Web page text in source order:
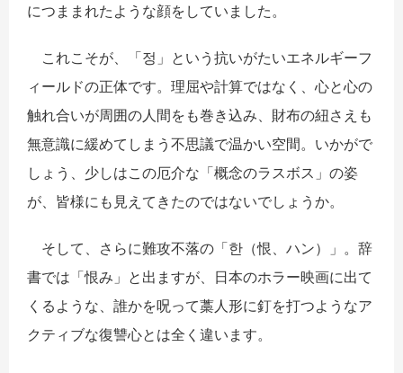
につままれたような顔をしていました。
これこそが、「정 」という抗いがたいエネルギーフ
ィールドの正体です。理屈や計算ではなく、心と心の
触れ合いが周囲の人間をも巻き込み、財布の紐さえも
無意識に緩めてしまう不思議で温かい空間。いかがで
しょう、少しはこの厄介な「概念のラスボス」の姿
が、皆様にも見えてきたのではないでしょうか。
そして、さらに難攻不落の「한（恨、ハン）」。辞
書では「恨み」と出ますが、日本のホラー映画に出て
くるような、誰かを呪って藁人形に釘を打つようなア
クティブな復讐心とは全く違います。